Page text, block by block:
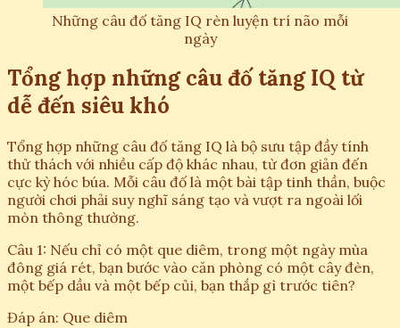
Những câu đố tăng IQ rèn luyện trí não mỗi
ngày
Tổng hợp những câu đố tăng IQ từ
dễ đến siêu khó
Tổng hợp những câu đố tăng IQ là bộ sưu tập đầy tính
thử thách với nhiều cấp độ khác nhau, từ đơn giản đến
cực kỳ hóc búa. Mỗi câu đố là một bài tập tinh thần, buộc
người chơi phải suy nghĩ sáng tạo và vượt ra ngoài lối
mòn thông thường.
Câu 1: Nếu chỉ có một que diêm, trong một ngày mùa
đông giá rét, bạn bước vào căn phòng có một cây đèn,
một bếp dầu và một bếp củi, bạn thắp gì trước tiên?
Đáp án: Que diêm